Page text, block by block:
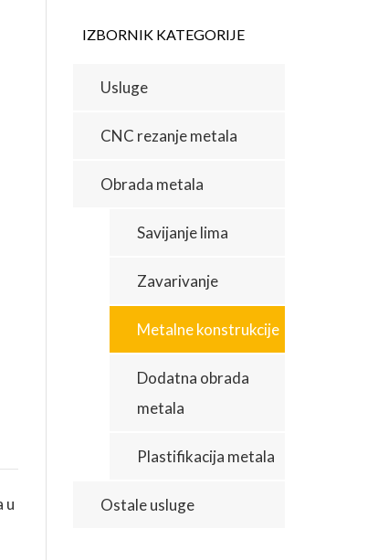
u
IZBORNIK KATEGORIJE
Usluge
CNC rezanje metala
Obrada metala
Savijanje lima
Zavarivanje
Metalne konstrukcije
Dodatna obrada
metala
Plastifikacija metala
Ostale usluge